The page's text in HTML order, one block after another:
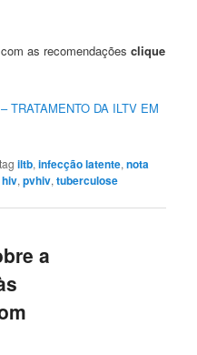
as recomendações clique
TRATAMENTO DA ILTV EM
iltb,infecção latente,nota
,pvhiv,tuberculose
a